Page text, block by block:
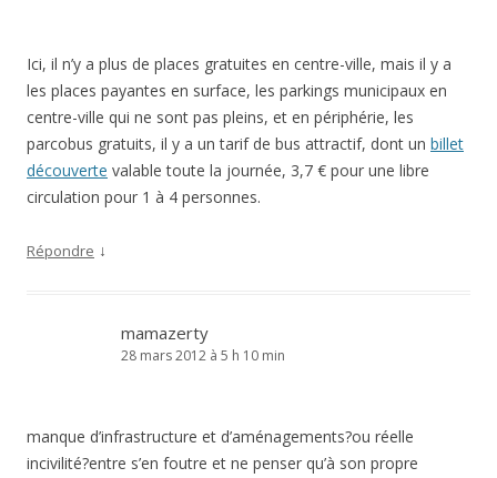
Ici, il n’y a plus de places gratuites en centre-ville, mais il y a
les places payantes en surface, les parkings municipaux en
centre-ville qui ne sont pas pleins, et en périphérie, les
parcobus gratuits, il y a un tarif de bus attractif, dont un billet
découverte valable toute la journée, 3,7 € pour une libre
circulation pour 1 à 4 personnes.
Répondre ↓
mamazerty
28 mars 2012 à 5 h 10 min
manque d’infrastructure et d’aménagements?ou réelle
incivilité?entre s’en foutre et ne penser qu’à son propre